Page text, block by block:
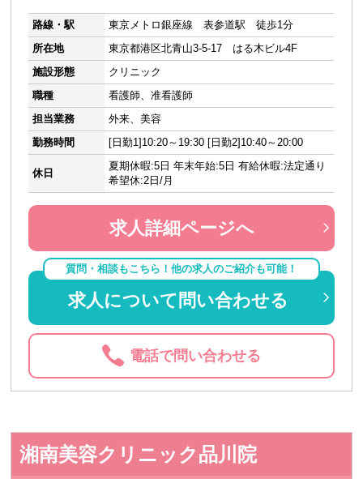
路線・駅
東京メトロ銀座線 表参道駅 徒歩1分
所在地
東京都港区北青山3-5-17 はる木ビル4F
施設形態
クリニック
職種
看護師、准看護師
担当業務
外来、美容
勤務時間
[日勤1]10:20～19:30 [日勤2]10:40～20:00
休日
夏期休暇:5日 年末年始:5日 有給休暇:法定通り
希望休:2日/月
求人詳細ページへ
質問・相談もこちら！他の求人のご紹介も可能！
求人について問い合わせる
電話で問い合わせる
湘南美容クリニック品川院